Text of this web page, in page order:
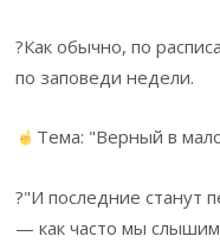
?Как обычно, по
по заповеди недели.
Тема: "Верный в
?"И последние станут
— как часто мы